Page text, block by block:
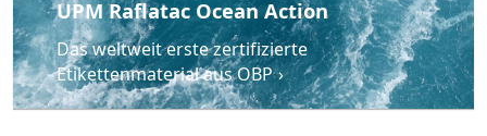
UPM Raflatac Ocean Action
Das weltweit erste zertifizierte
Etikettenmaterial aus OBP